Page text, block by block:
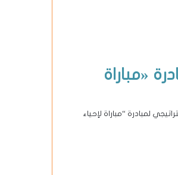
«مباراة
لمبادرة “مباراة لإحياء